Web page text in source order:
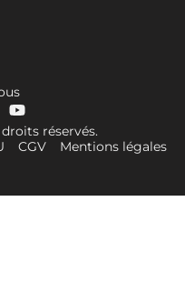
réservés.
CGV Mentions légales